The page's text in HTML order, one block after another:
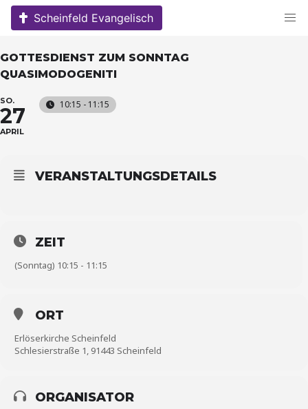
Skip
Scheinfeld Evangelisch
GOTTESDIENST ZUM SONNTAG
QUASIMODOGENITI
SO.
27
APRIL
10:15 - 11:15
VERANSTALTUNGSDETAILS
ZEIT
(Sonntag) 10:15 - 11:15
ORT
Erlöserkirche Scheinfeld
Schlesierstraße 1, 91443 Scheinfeld
ORGANISATOR